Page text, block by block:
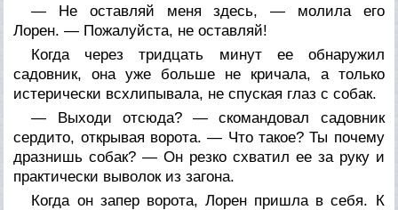
— Не оставляй меня здесь, — молила его
Лорен. — Пожалуйста, не оставляй!
Когда через тридцать минут ее обнаружил
садовник, она уже больше не кричала, а только
истерически всхлипывала, не спуская глаз с собак.
— Выходи отсюда? — скомандовал садовник
сердито, открывая ворота. — Что такое? Ты почему
дразнишь собак? — Он резко схватил ее за руку и
практически выволок из загона.
Когда он запер ворота, Лорен пришла в себя. К